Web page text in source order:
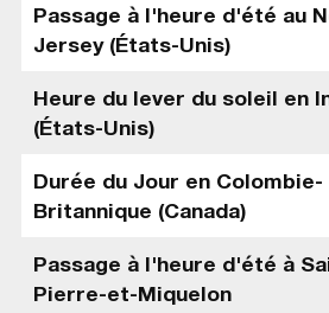
Passage à l'heure d'été au
Jersey (États-Unis)
Heure du lever du soleil en
(États-Unis)
Durée du Jour en Colombie-
Britannique (Canada)
Passage à l'heure d'été à
Pierre-et-Miquelon